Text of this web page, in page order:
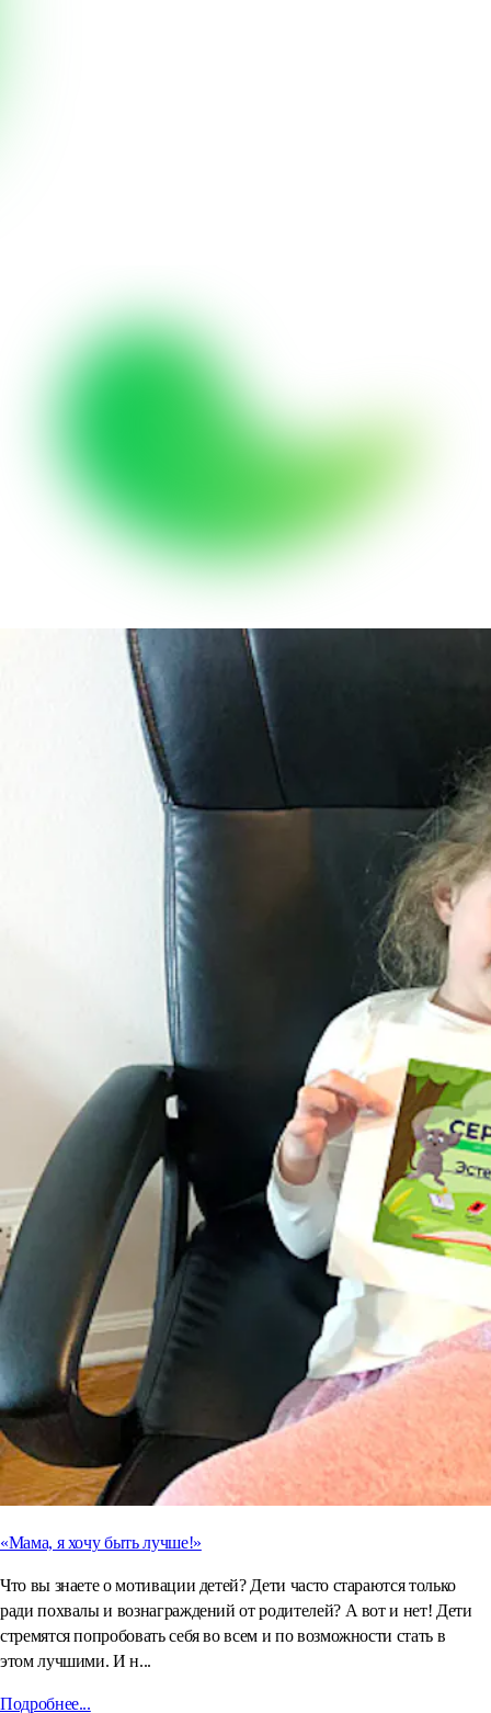
«Мама, я хочу быть лучше!»
Что вы знаете о мотивации детей? Дети часто стараются только
ради похвалы и вознаграждений от родителей? А вот и нет! Дети
стремятся попробовать себя во всем и по возможности стать в
этом лучшими. И н...
Подробнее...